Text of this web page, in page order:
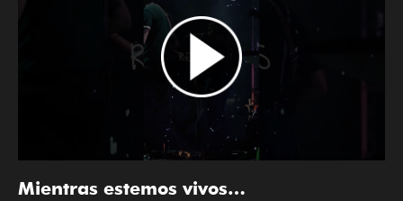
Mientras estemos vivos…